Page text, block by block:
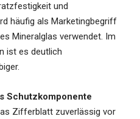
und
häufig als Marketingbegriff
Mineralglas verwendet. Im
ist es deutlich
Schutzkomponente
Zifferblatt zuverlässig vor